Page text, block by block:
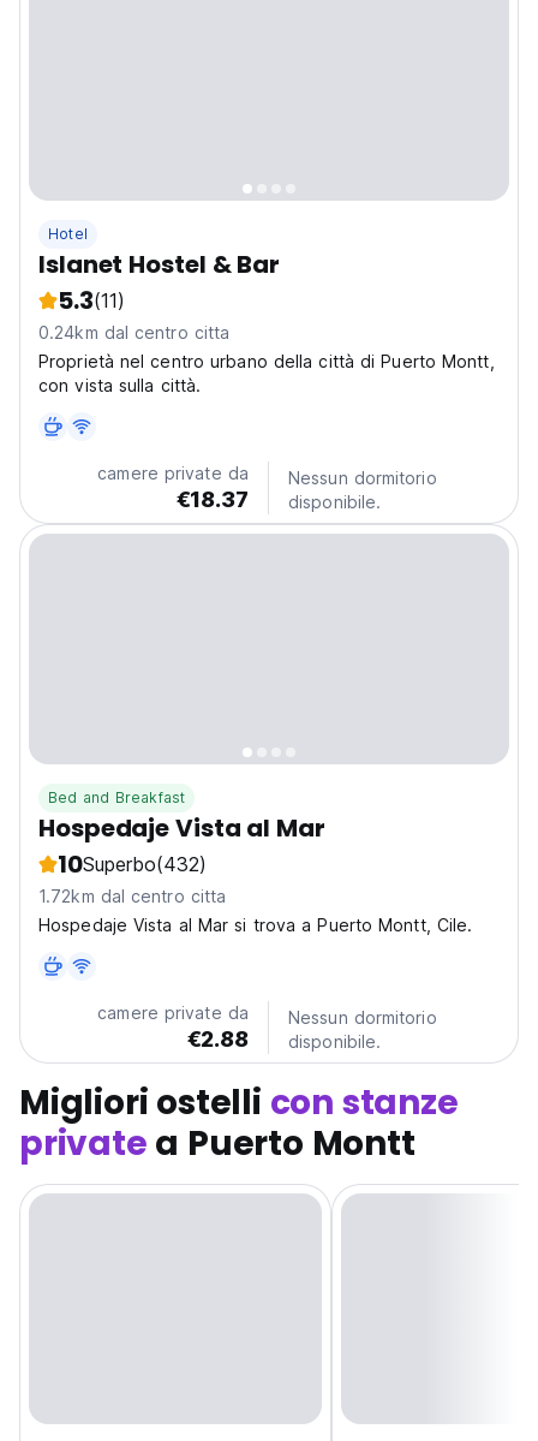
Hotel
Islanet Hostel & Bar
5.3(11)
0.24km dal centro citta
Proprietà nel centro urbano della città di Puerto Montt,
con vista sulla città.
camere private da
€18.37
Nessun dormitorio
disponibile.
Bed and Breakfast
Hospedaje Vista al Mar
10Superbo(432)
1.72km dal centro citta
Hospedaje Vista al Mar si trova a Puerto Montt, Cile.
camere private da
€2.88
Nessun dormitorio
disponibile.
Migliori ostelli con stanze
private a Puerto Montt